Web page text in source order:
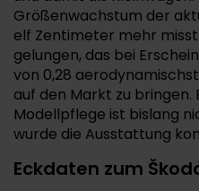
Größenwachstum der
elf Zentimeter mehr
gelungen, das bei
von 0,28
auf den Markt zu bringen.
Modellpflege ist bislang
wurde die Ausstattung
Eckdaten zum